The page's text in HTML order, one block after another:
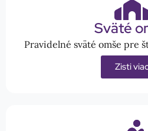
Sväté
Pravidelné sväté omše pre
Zisti